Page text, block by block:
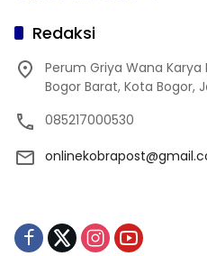
Redaksi
Perum Griya Wana Karya
Bogor Barat, Kota Bogor,
085217000530